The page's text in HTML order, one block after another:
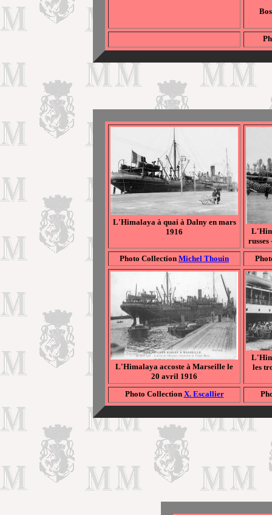
L'Himalaya à quai à Dalny en mars
1916
Photo Collection Michel Thouin
L'Himalaya accoste à Marseille le
20 avril 1916
les
Photo Collection X. Escallier